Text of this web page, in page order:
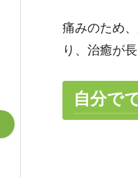
痛みのため
り、治癒が
自分で